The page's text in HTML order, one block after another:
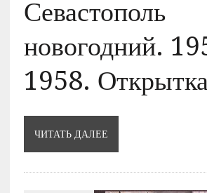
Севастополь
новогодний.
1958.
ЧИТАТЬ ДАЛЕЕ